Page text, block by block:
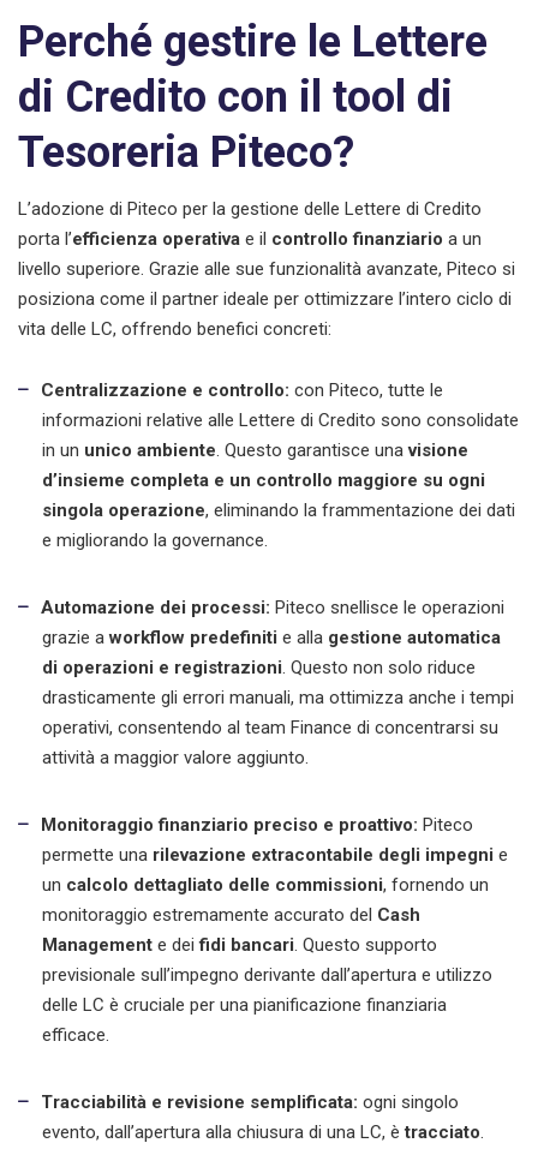
Perché gestire le Lettere
di Credito con il tool di
Tesoreria Piteco?
L’adozione di Piteco per la gestione delle Lettere di Credito
porta l’efficienza operativa e il controllo finanziario a un
livello superiore. Grazie alle sue funzionalità avanzate, Piteco si
posiziona come il partner ideale per ottimizzare l’intero ciclo di
vita delle LC, offrendo benefici concreti:
Centralizzazione e controllo: con Piteco, tutte le
informazioni relative alle Lettere di Credito sono consolidate
in un unico ambiente. Questo garantisce unavisione
d’insieme completa e un controllo maggiore su ogni
singola operazione, eliminando la frammentazione dei dati
e migliorando la governance.
Automazione dei processi: Piteco snellisce le operazioni
grazie aworkflow predefiniti e alla gestione automatica
di operazioni e registrazioni. Questo non solo riduce
drasticamente gli errori manuali, ma ottimizza anche i tempi
operativi, consentendo al team Finance di concentrarsi su
attività a maggior valore aggiunto.
Monitoraggio finanziario preciso e proattivo: Piteco
permette una rilevazione extracontabile degli impegni e
un calcolo dettagliato delle commissioni, fornendo un
monitoraggio estremamente accurato del Cash
Management e deifidi bancari. Questo supporto
previsionale sull’impegno derivante dall’apertura e utilizzo
delle LC è cruciale per una pianificazione finanziaria
efficace.
Tracciabilità e revisione semplificata: ogni singolo
evento, dall’apertura alla chiusura di una LC, ètracciato.